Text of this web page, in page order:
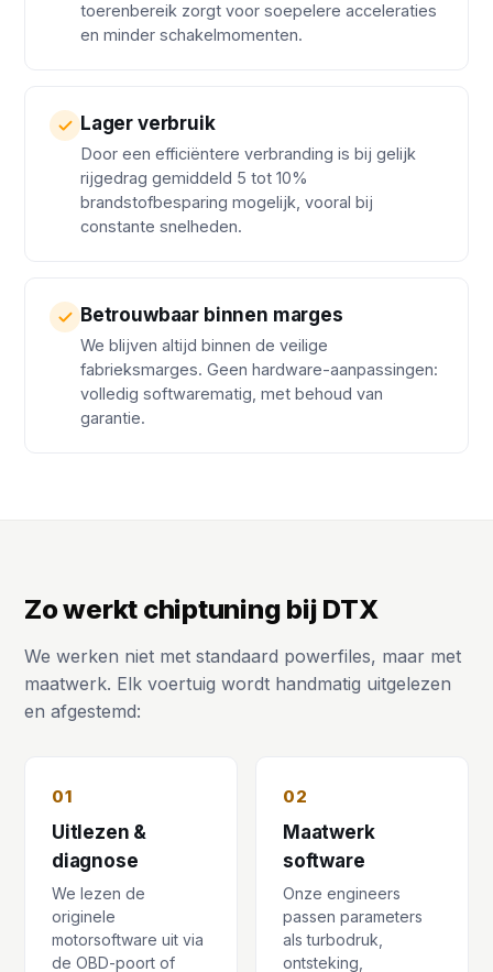
toerenbereik zorgt voor soepelere acceleraties
en minder schakelmomenten.
Lager verbruik
Door een efficiëntere verbranding is bij gelijk
rijgedrag gemiddeld 5 tot 10%
brandstofbesparing mogelijk, vooral bij
constante snelheden.
Betrouwbaar binnen marges
We blijven altijd binnen de veilige
fabrieksmarges. Geen hardware-aanpassingen:
volledig softwarematig, met behoud van
garantie.
Zo werkt chiptuning bij DTX
We werken niet met standaard powerfiles, maar met
maatwerk. Elk voertuig wordt handmatig uitgelezen
en afgestemd:
01
Uitlezen &
diagnose
We lezen de
originele
motorsoftware uit via
de OBD-poort of
02
Maatwerk
software
Onze engineers
passen parameters
als turbodruk,
ontsteking,